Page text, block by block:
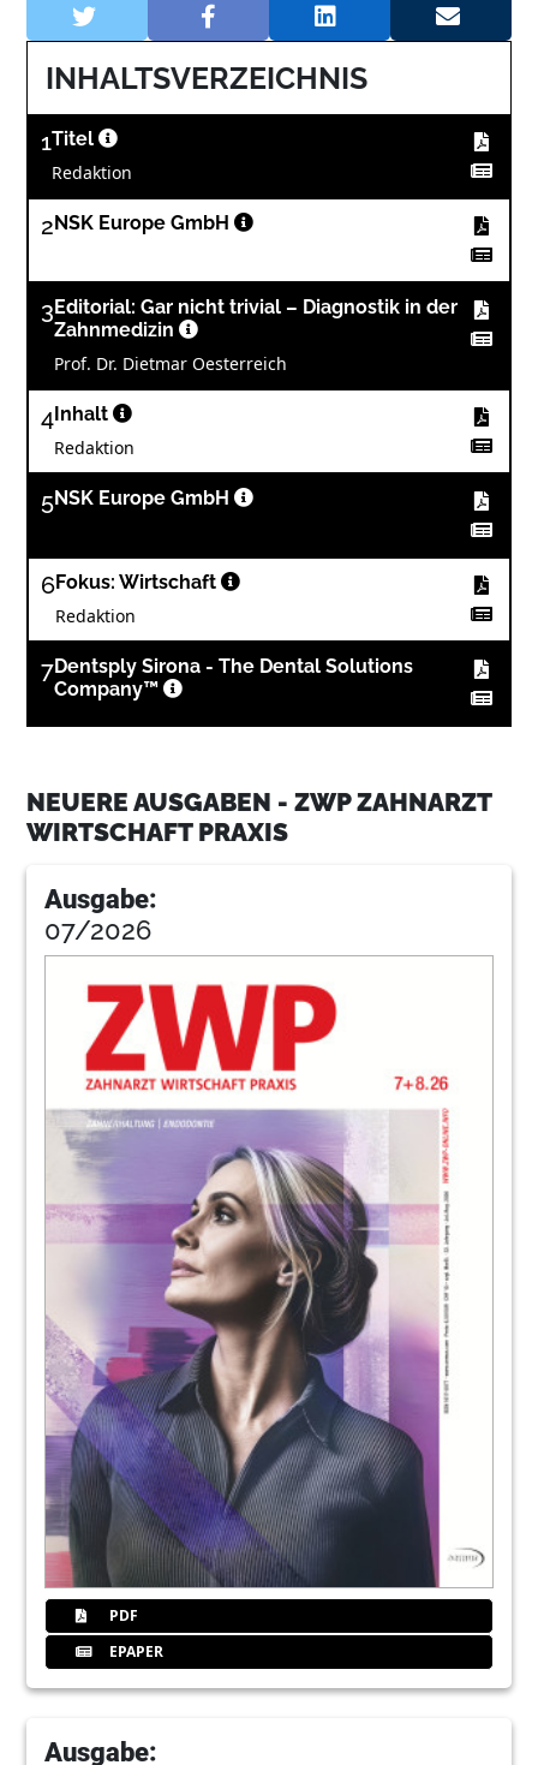
INHALTSVERZEICHNIS
1Titel
Redaktion
2 NSK Europe GmbH
3 Editorial: Gar nicht trivial – Diagnostik in der
Zahnmedizin
Prof. Dr. Dietmar Oesterreich
4 Inhalt
Redaktion
5NSK Europe GmbH
6Fokus: Wirtschaft
Redaktion
7Dentsply Sirona - The Dental Solutions
Company™
Dr. Michal-Constanze Müller, Hakan Meyvahos,
Prof. Dr. Thomas Sander
11 3M Oral Care
Existenzgründung in einem (Teil 2)
Prof. Dr. Johannes Bischoff
Dampsoft GmbH
USP: Stärken einer Praxis kennen und
kommunizieren
Daniel Münzenmayer
BLUE SAFETY GmbH
21Komet Dental
22Zahnarztwebsite optimieren: Website-
besucher zu Patienten machen (Teil 2)
Dr. Frank Zastrow, Jochen Dreixler
24Posttherapeutische Abstinenz: Wer hält
besser durch? (Teil 5)
Dr. Uta Hessbrüggen
W&H Deutschland GmbH
eine Praxis gründen!
NEUERE AUSGABEN - ZWP ZAHNARZT
WIRTSCHAFT PRAXIS
Ausgabe:
07/2026
PDF
EPAPER
Ausgabe: